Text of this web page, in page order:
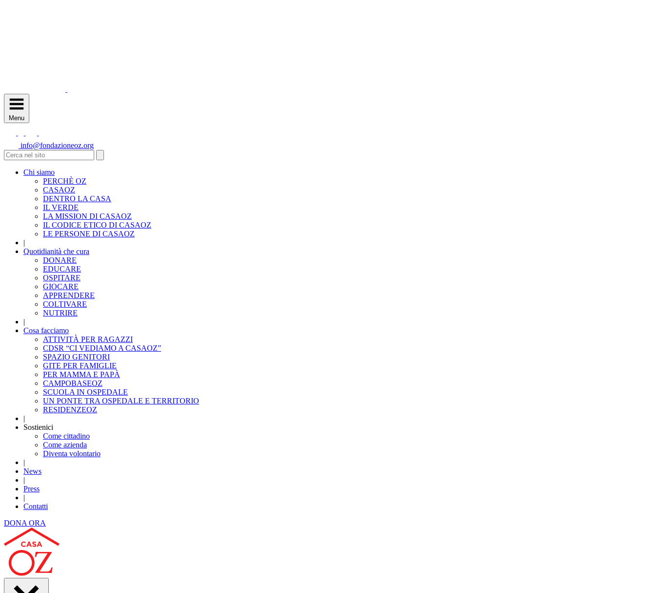
Menu
info@fondazioneoz.org
Chi siamo
PERCHÈ OZ
CASAOZ
DENTRO LA CASA
IL VERDE
LA MISSION DI CASAOZ
IL CODICE ETICO DI CASAOZ
LE PERSONE DI CASAOZ
|
Quotidianità che cura
DONARE
EDUCARE
OSPITARE
GIOCARE
APPRENDERE
COLTIVARE
NUTRIRE
|
Cosa facciamo
ATTIVITÀ PER RAGAZZI
CDSR “CI VEDIAMO A CASAOZ”
SPAZIO GENITORI
GITE PER FAMIGLIE
PER MAMMA E PAPÀ
CAMPOBASEOZ
SCUOLA IN OSPEDALE
UN PONTE TRA OSPEDALE E TERRITORIO
RESIDENZEOZ
|
Sostienici
Come cittadino
Come azienda
Diventa volontario
|
News
|
Press
|
Contatti
DONA ORA